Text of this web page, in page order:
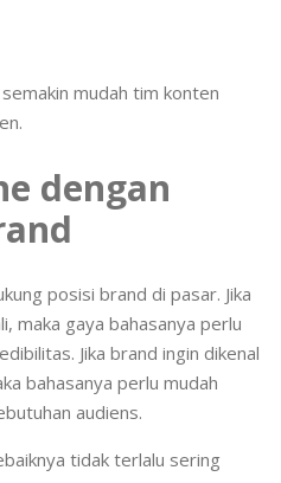
mudah tim konten
dengan
posisi brand di pasar. Jika
maka gaya bahasanya perlu
Jika brand ingin dikenal
bahasanya perlu mudah
audiens.
tidak terlalu sering